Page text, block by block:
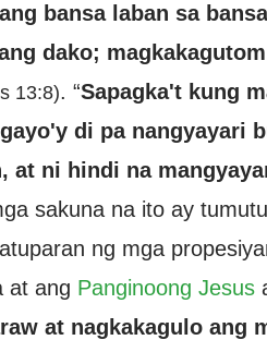
bansa laban sa
dako;
13:8). “Sapagka't kung
di pa nangyayari
at ni hindi na
sakuna na ito ay
ng mga
at ang Panginoong Jesus
at nagkakagulo ang